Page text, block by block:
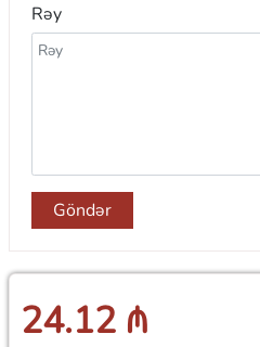
Rəy
Göndər
24.12 ₼